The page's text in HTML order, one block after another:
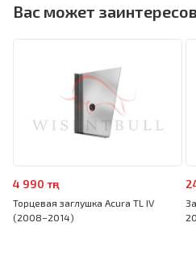
Вас может
4 990 тңг
Торцевая заглушка Acura TL IV
(2008–2014)